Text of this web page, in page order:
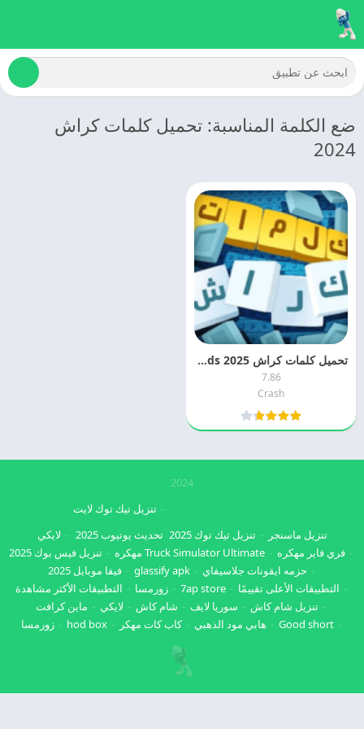
ضع الكلمة المناسبة: تحميل كلمات كراش
2024
تحميل كلمات كراش 2025 Crash Words مهكره اخر تحديث مجانا
7.86
Crash
2024
تنزيل ماسنجر تنزيل تيك توك 2025
تنزيل تيك توك لايت
تحديث يوتيوب 2025
لايكي
فري فاير مهكره
Truck Simulator Ultimate مهكره
تنزيل فيس بوك 2025
حزمه ايقونات جلاسيفاي
glassify apk
فيفا موبايل 2025
التطبيقات الأعلى تقييمًا
7ap store زورمسا
التطبيقات الأكثر مشاهدة
تنزيل شام كاش
سوريا لايف شام كاش لايكي
ماين كرافت
Good short
هابي مود الذهبي كاب كات مهكر hod box زورمسا